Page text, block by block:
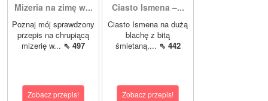
Mizeria na zimę w...
Poznaj mój sprawdzony
przepis na chrupiącą
mizerię w... ⇖ 497
Zobacz przepis!
Ciasto Ismena –...
Ciasto Ismena na dużą
blachę z bitą
śmietaną,... ⇖ 442
Zobacz przepis!